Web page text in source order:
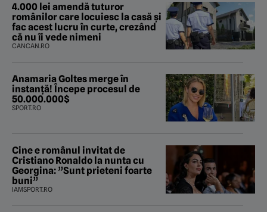
4.000 lei amendă tuturor
românilor care locuiesc la casă și
fac acest lucru în curte, crezând
că nu îi vede nimeni
CANCAN.RO
Anamaria Goltes merge în
instanță! Începe procesul de
50.000.000$
SPORT.RO
Cine e românul invitat de
Cristiano Ronaldo la nunta cu
Georgina: ”Sunt prieteni foarte
buni”
IAMSPORT.RO